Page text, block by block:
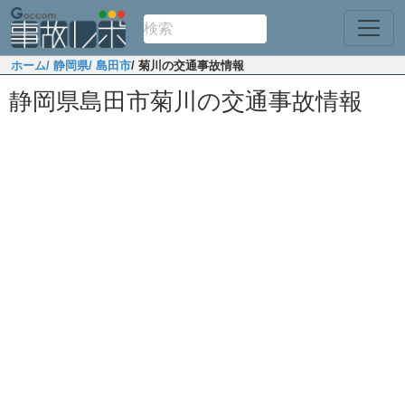
ホーム/ 静岡県/ 島田市/ 菊川の交通事故情報
静岡県島田市菊川の交通事故情報